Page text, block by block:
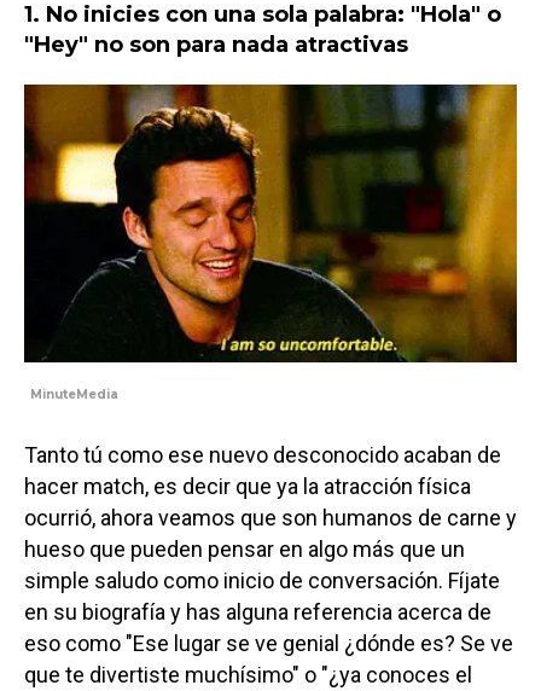
1. No inicies con una sola palabra: "Hola" o
"Hey" no son para nada atractivas
MinuteMedia
Tanto tú como ese nuevo desconocido acaban de
hacer match, es decir que ya la atracción física
ocurrió, ahora veamos que son humanos de carne y
hueso que pueden pensar en algo más que un
simple saludo como inicio de conversación. Fíjate
en su biografía y has alguna referencia acerca de
eso como "Ese lugar se ve genial ¿dónde es? Se ve
que te divertiste muchísimo" o "¿ya conoces el